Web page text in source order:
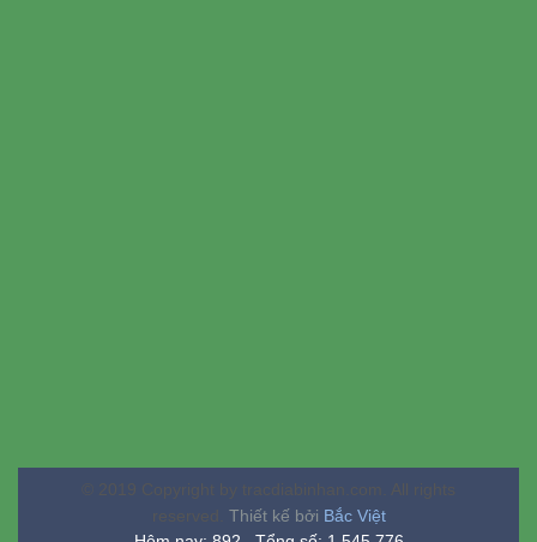
© 2019 Copyright by tracdiabinhan.com. All rights
Thiết kế bởi Bắc Việt